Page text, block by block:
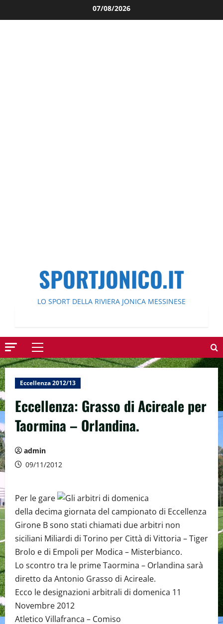
al
07/08/2026
SPORTJONICO.IT
LO SPORT DELLA RIVIERA JONICA MESSINESE
Menu
principale
Eccellenza 2012/13
Eccellenza: Grasso di Acireale per
Taormina – Orlandina.
admin
09/11/2012
Per le gare
della decima giornata del campionato di Eccellenza
Girone B sono stati chiamati due arbitri non
siciliani Miliardi di Torino per Città di Vittoria – Tiger
Brolo e di Empoli per Modica – Misterbianco.
Lo scontro tra le prime Taormina – Orlandina sarà
diretto da Antonio Grasso di Acireale.
Ecco le designazioni arbitrali di domenica 11
Novembre 2012
Atletico Villafranca – Comiso